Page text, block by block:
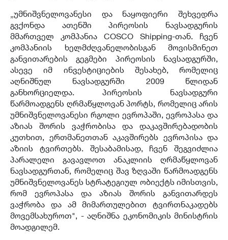
„უმნიშვნელოვანესი და ნაყოფიერი შეხვედრა
გვქონდა ათენში პირეოსის ნავსადგურის
მმართველ კომპანია COSCO Shipping-თან. ჩვენ
კომპანიის ხელმძღვანელობისგან მოვისმინეთ
განვითარების გეგმები პირეოსის ნავსადგურში,
ასევე იმ ინვესტიციების შესახებ, რომელიც
აღნიშნულ ნავსადგურში 2009 წლიდან
განხორციელდა. პირეოსის ნავსადგური
წარმოადგენს ღრმაწყლოვან პორტს, რომელიც არის
უმნიშვნელოვანესი რგოლი ევროპაში, ევროპასა და
აზიას შორის ვაჭრობისა და დაკავშირებადობის
კუთხით, ერთმანეთთან აკავშირებს ევროპისა და
აზიის ტვირთებს. შესაბამისად, ჩვენ შეგვიძლია
პარალელი გავავლოთ ანაკლიის ღრმაწყლოვან
ნავსადგურთან, რომელიც შავ ზღვაში წარმოადგენს
უმნიშვნელოვანეს სტრატეგიულ ობიექტს იმისთვის,
რომ ევროპასა და აზიას შორის განვითარდეს
ვაჭრობა და ამ მიმართულებით ტვირთნაკადებს
მოვემსახუროთ", - აღნიშნა ეკონომიკის მინისტრის
მოადგილემ.